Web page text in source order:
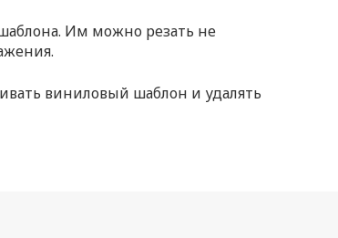
Им можно резать не
виниловый шаблон и удалять